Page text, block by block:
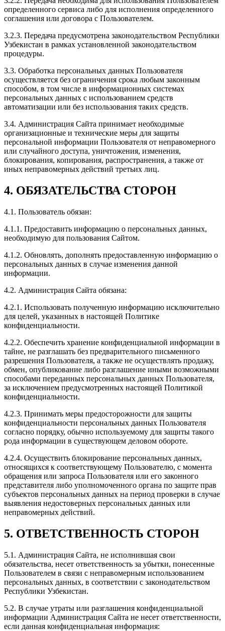
определенного сервиса либо для исполнения определенного
соглашения или договора с Пользователем.
3.2.3. Передача предусмотрена законодательством Республики
Узбекистан в рамках установленной законодательством
процедуры.
3.3. Обработка персональных данных Пользователя
осуществляется без ограничения срока любым законным
способом, в том числе в информационных системах
персональных данных с использованием средств
автоматизации или без использования таких средств.
3.4. Администрация Сайта принимает необходимые
организационные и технические меры для защиты
персональной информации Пользователя от неправомерного
или случайного доступа, уничтожения, изменения,
блокирования, копирования, распространения, а также от
иных неправомерных действий третьих лиц.
4. ОБЯЗАТЕЛЬСТВА СТОРОН
4.1. Пользователь обязан:
4.1.1. Предоставить информацию о персональных данных,
необходимую для пользования Сайтом.
4.1.2. Обновлять, дополнять предоставленную информацию о
персональных данных в случае изменения данной
информации.
4.2. Администрация Сайта обязана:
4.2.1. Использовать полученную информацию исключительно
для целей, указанных в настоящей Политике
конфиденциальности.
4.2.2. Обеспечить хранение конфиденциальной информации в
тайне, не разглашать без предварительного письменного
разрешения Пользователя, а также не осуществлять продажу,
обмен, опубликование либо разглашение иными возможными
способами переданных персональных данных Пользователя,
за исключением предусмотренных настоящей Политикой
конфиденциальности.
4.2.3. Принимать меры предосторожности для защиты
конфиденциальности персональных данных Пользователя
согласно порядку, обычно используемому для защиты такого
рода информации в существующем деловом обороте.
4.2.4. Осуществить блокирование персональных данных,
относящихся к соответствующему Пользователю, с момента
обращения или запроса Пользователя или его законного
представителя либо уполномоченного органа по защите прав
субъектов персональных данных на период проверки в случае
выявления недостоверных персональных данных или
неправомерных действий.
5. ОТВЕТСТВЕННОСТЬ СТОРОН
5.1. Администрация Сайта, не исполнившая свои
обязательства, несет ответственность за убытки, понесенные
Пользователем в связи с неправомерным использованием
персональных данных, в соответствии с законодательством
Республики Узбекистан.
5.2. В случае утраты или разглашения конфиденциальной
информации Администрация Сайта не несет ответственности,
если данная конфиденциальная информация: